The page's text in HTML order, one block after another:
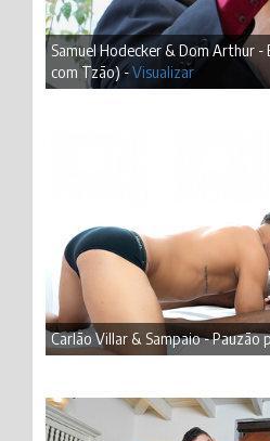
Samuel Hodecker & Dom Arthur -
com Tzão) -Visualizar
Carlão Villar & Sampaio - Pauzão